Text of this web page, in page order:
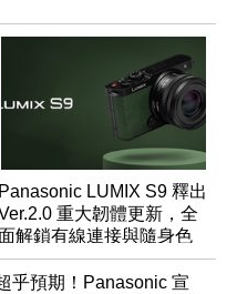
Panasonic LUMIX S9 釋出
重大韌體更新，全
解鎖有線連接與隨身色
編輯
乎預期！Panasonic 宣